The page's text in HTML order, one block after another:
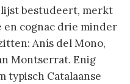
bestudeert, merkt
en cognac drie minder
Anís del Mono,
Montserrat. Enig
typisch Catalaanse